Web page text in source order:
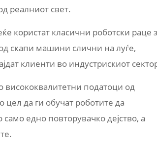
реалниот свет.
користат класични роботски раце
скапи машини слични на луѓе,
клиенти во индустрискиот
податоци од
да ги обучат роботите да
едно повторувачко дејство, а